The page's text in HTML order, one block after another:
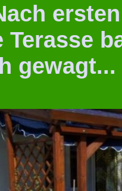
ersten
Terasse
gewagt...